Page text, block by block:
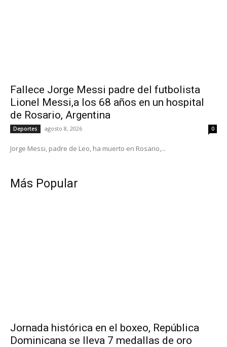
Fallece Jorge Messi padre del futbolista
Lionel Messi,a los 68 años en un hospital
de Rosario, Argentina
Deportes agosto 8, 2026 0
Jorge Messi, padre de Leo, ha muerto en Rosario,...
Más Popular
Jornada histórica en el boxeo, República
Dominicana se lleva 7 medallas de oro